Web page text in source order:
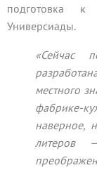
подготовка
Универсиады.
«Сейчас
местного
фабрике-
наверное,
литеров